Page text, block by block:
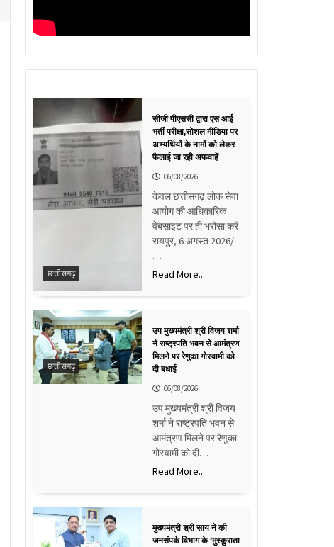
छत्तीसगढ़
सीजी पीएससी द्वारा एस आई
भर्ती परीक्षा,सोशल मीडिया पर
अभ्यर्थियों के नामों को लेकर
फैलाई जा रही अफवाहें
06/08/2026
केवल छत्तीसगढ़ लोक सेवा
आयोग की आधिकारिक
वेबसाइट पर ही भरोसा करें
रायपुर, 6 अगस्त 2026/
…
Read More..
छत्तीसगढ़
उप मुख्यमंत्री श्री विजय शर्मा
ने राष्ट्रपति भवन से आमंत्रण
मिलने पर रेणुका गोस्वामी को
दी बधाई
06/08/2026
उप मुख्यमंत्री श्री विजय
शर्मा ने राष्ट्रपति भवन से
आमंत्रण मिलने पर रेणुका
गोस्वामी को दी…
Read More..
मुख्यमंत्री श्री साय ने की
जनसंपर्क विभाग के ‘मुस्कुराता